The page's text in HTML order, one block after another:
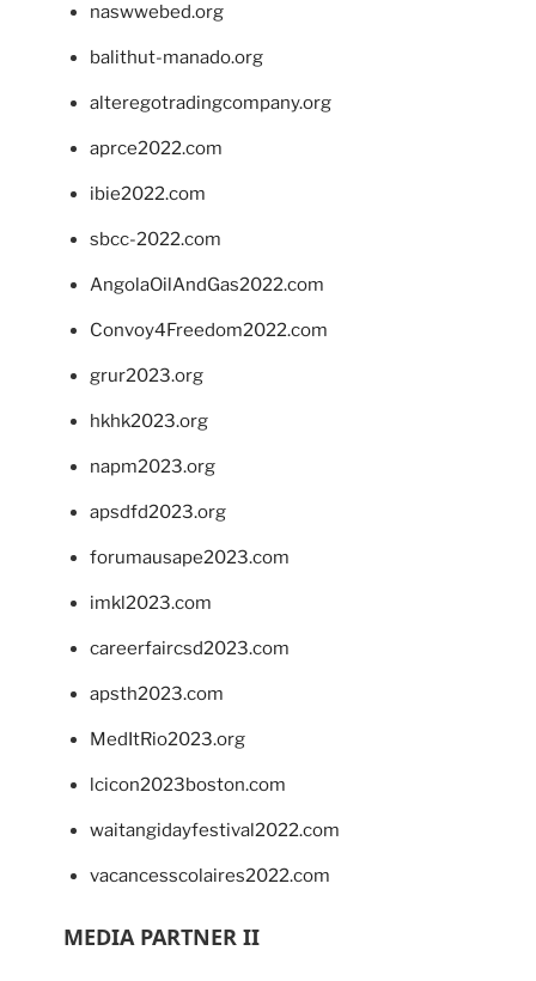
naswwebed.org
balithut-manado.org
alteregotradingcompany.org
aprce2022.com
ibie2022.com
sbcc-2022.com
AngolaOilAndGas2022.com
Convoy4Freedom2022.com
grur2023.org
hkhk2023.org
napm2023.org
apsdfd2023.org
forumausape2023.com
imkl2023.com
careerfaircsd2023.com
apsth2023.com
MedItRio2023.org
lcicon2023boston.com
waitangidayfestival2022.com
vacancesscolaires2022.com
MEDIA PARTNER II